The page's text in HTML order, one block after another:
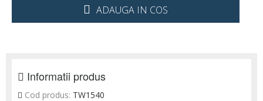
ADAUGA IN COS
Informatii produs
Cod produs: TW1540